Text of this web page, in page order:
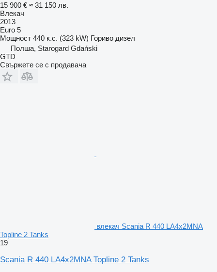
15 900 € ≈ 31 150 лв.
Влекач
2013
Euro 5
Мощност 440 к.с. (323 kW) Гориво дизел
Полша, Starogard Gdański
GTD
Свържете се с продавача
влекач Scania R 440 LA4x2MNA
Topline 2 Tanks
19
Scania R 440 LA4x2MNA Topline 2 Tanks